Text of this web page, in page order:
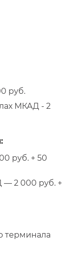
руб.
МКАД - 2
руб. + 50
2 000 руб. +
терминала